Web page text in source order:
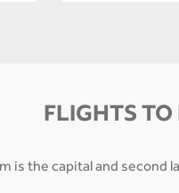
FLIGHTS
is the capital and second